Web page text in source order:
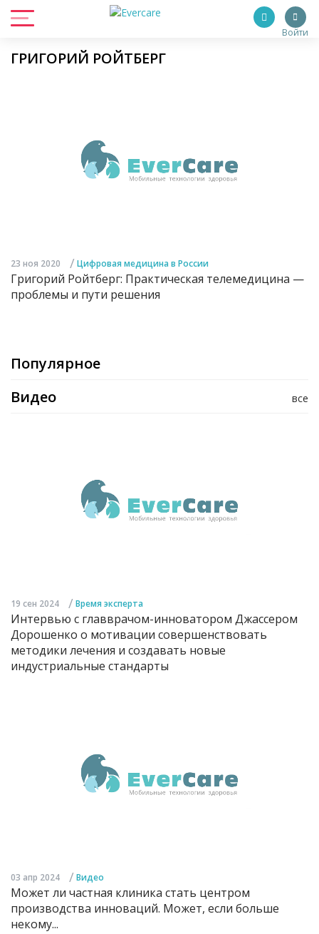
Войти
ГРИГОРИЙ РОЙТБЕРГ
23 ноя 2020 / Цифровая медицина в России
Григорий Ройтберг: Практическая телемедицина —
проблемы и пути решения
Популярное
все
Видео
19 сен 2024 / Время эксперта
Интервью с главврачом-инноватором Джассером
Дорошенко о мотивации совершенствовать
методики лечения и создавать новые
индустриальные стандарты
03 апр 2024 / Видео
Может ли частная клиника стать центром
производства инноваций. Может, если больше
некому...